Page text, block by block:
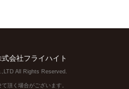
会社フライハイト
All Rights Reserved.
頂く場合がございます。